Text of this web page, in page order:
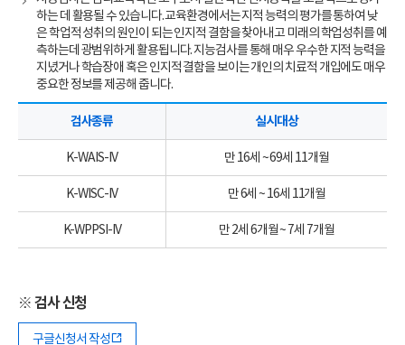
하는 데 활용될 수 있습니다. 교육환경에서는 지적 능력의 평가를 통하여 낮
은 학업적 성취의 원인이 되는 인지적 결함을 찾아내고 미래의 학업성취를 예
측하는데 광범위하게 활용됩니다. 지능검사를 통해 매우 우수한 지적 능력을
지녔거나 학습장애 혹은 인지적 결함을 보이는 개인의 치료적 개입에도 매우
중요한 정보를 제공해 줍니다.
검사종류 실시대상
K-WAIS-IV 만 16세 ~ 69세 11개월
K-WISC-IV 만 6세 ~ 16세 11개월
K-WPPSI-IV 만 2세 6개월 ~ 7세 7개월
※ 검사 신청
구글신청서 작성